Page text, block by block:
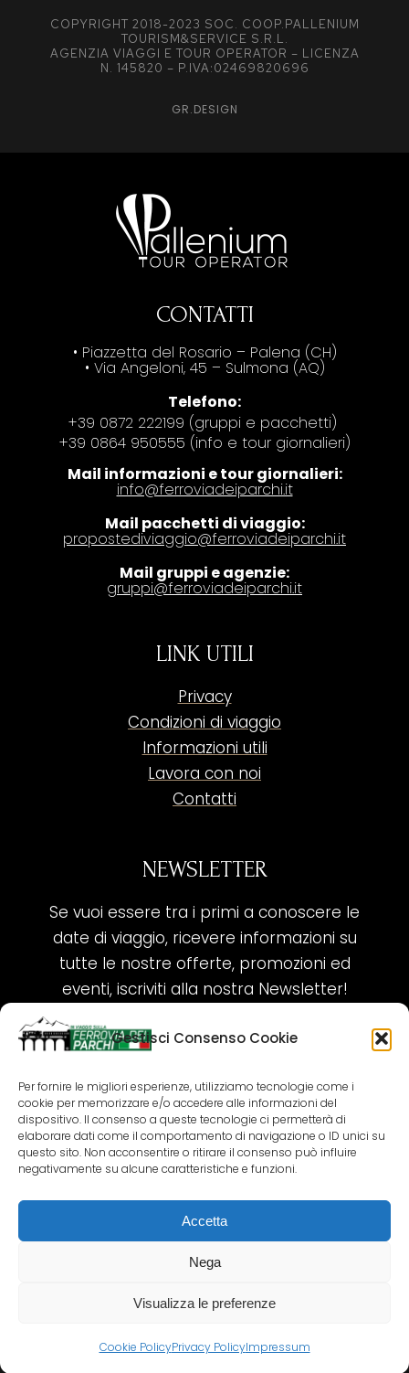
Gestisci Consenso Cookie
Per fornire le migliori esperienze, utilizziamo tecnologie come i
cookie per memorizzare e/o accedere alle informazioni del
dispositivo. Il consenso a queste tecnologie ci permetterà di
elaborare dati come il comportamento di navigazione o ID unici su
questo sito. Non acconsentire o ritirare il consenso può influire
negativamente su alcune caratteristiche e funzioni.
Accetta
Nega
Visualizza le preferenze
Cookie PolicyPrivacy PolicyImpressum
COPYRIGHT 2018-2023 SOC. COOP.PALLENIUM
TOURISM&SERVICE S.R.L.
AGENZIA VIAGGI E TOUR OPERATOR – LICENZA
N. 145820 – P.IVA:02469820696
GR.DESIGN
CONTATTI
• Piazzetta del Rosario – Palena (CH)
• Via Angeloni, 45 – Sulmona (AQ)
Telefono:
+39 0872 222199 (gruppi e pacchetti)
+39 0864 950555 (info e tour giornalieri)
Mail informazioni e tour giornalieri:
info@ferroviadeiparchi.it
Mail pacchetti di viaggio:
propostediviaggio@ferroviadeiparchi.it
Mail gruppi e agenzie:
gruppi@ferroviadeiparchi.it
LINK UTILI
Privacy
Condizioni di viaggio
Informazioni utili
Lavora con noi
Contatti
NEWSLETTER
Se vuoi essere tra i primi a conoscere le
date di viaggio, ricevere informazioni su
tutte le nostre offerte, promozioni ed
eventi, iscriviti alla nostra Newsletter!
ISCRIVITI ORA!
SEGUICI SUI NOSTRI SOCIAL
COPYRIGHT 2018-2025 PALLENIUM TOURISM
SRL
AGENZIA VIAGGI E TOUR OPERATOR – P.IVA: